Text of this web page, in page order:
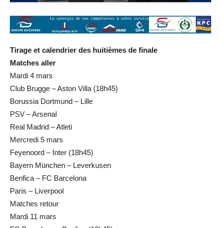
Tirage et calendrier des huitièmes de finale
Matches aller
Mardi 4 mars
Club Brugge – Aston Villa (18h45)
Borussia Dortmund – Lille
PSV – Arsenal
Real Madrid – Atleti
Mercredi 5 mars
Feyenoord – Inter (18h45)
Bayern München – Leverkusen
Benfica – FC Barcelona
Paris – Liverpool
Matches retour
Mardi 11 mars